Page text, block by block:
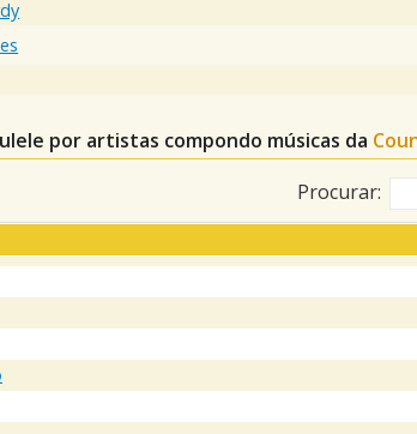
por artistas compondo músicas da
Procurar: